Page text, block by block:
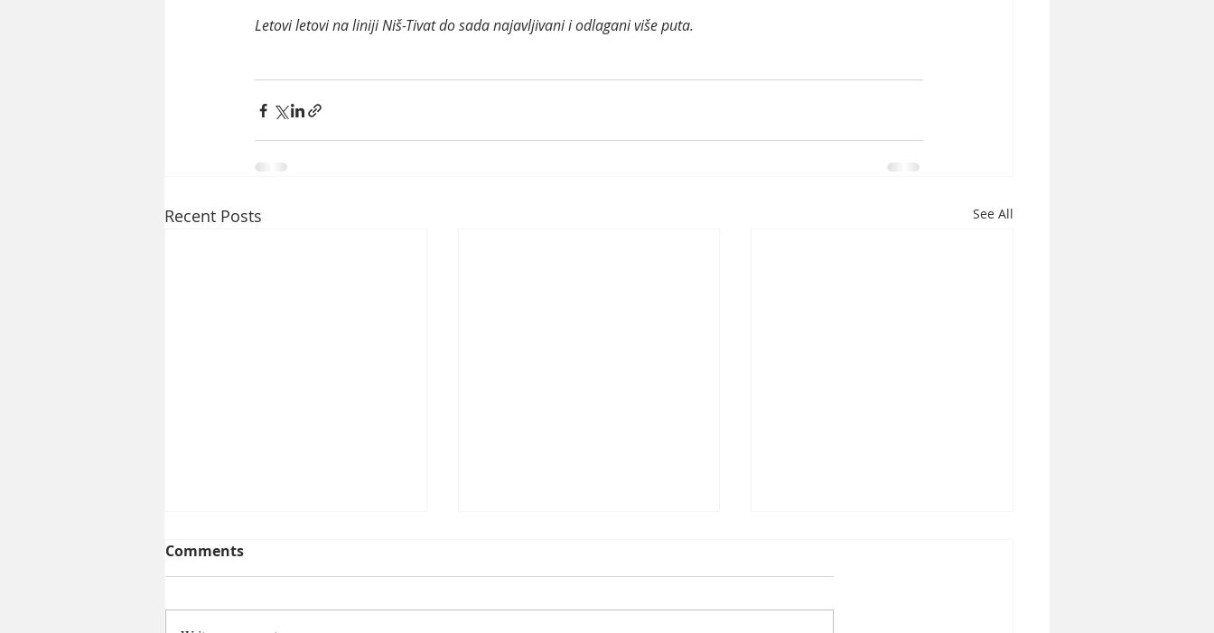
Letovi letovi na liniji Niš-Tivat do sada najavljivani i odlagani više puta.
Recent Posts See All
Comments